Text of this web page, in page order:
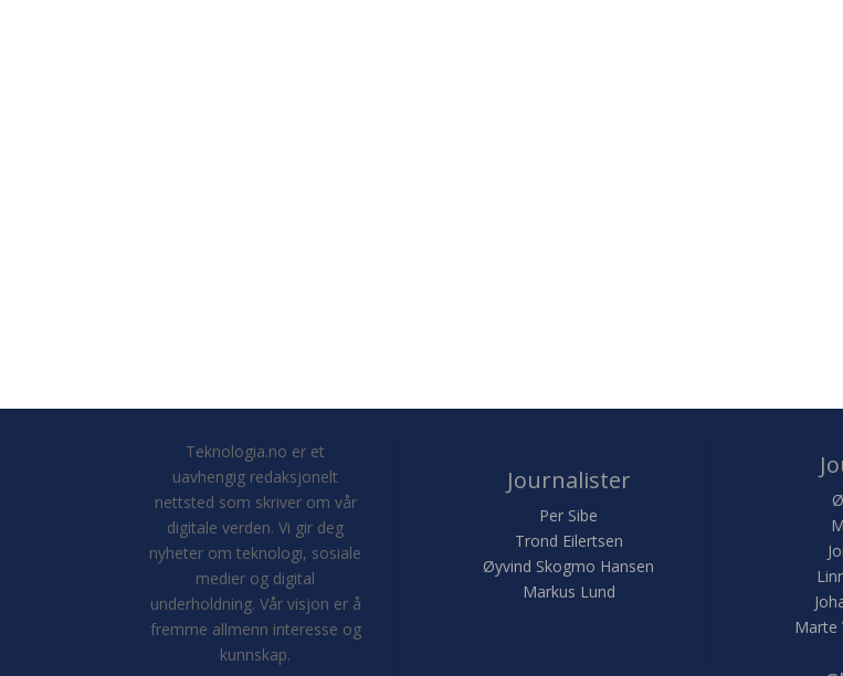
Teknologia.no er et
uavhengig redaksjonelt
nettsted som skriver om vår
digitale verden. Vi gir deg
nyheter om teknologi, sosiale
medier og digital
underholdning. Vår visjon er å
fremme allmenn interesse og
kunnskap.
Journalister
Per Sibe
Trond Eilertsen
Øyvind Skogmo Hansen
Markus Lund
Marte